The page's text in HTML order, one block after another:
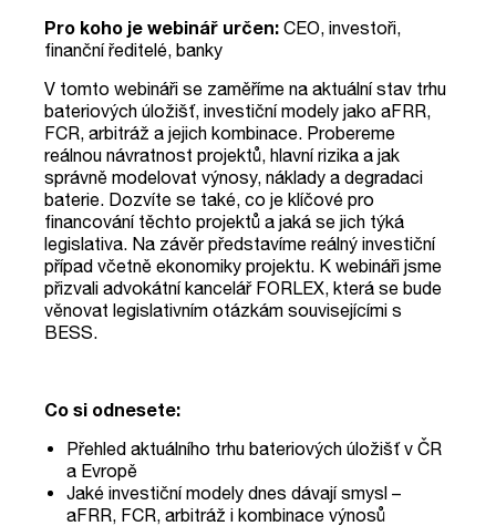
Pro koho je webinář určen: CEO, investoři,
finanční ředitelé, banky
V tomto webináři se zaměříme na aktuální stav trhu
bateriových úložišť, investiční modely jako aFRR,
FCR, arbitráž a jejich kombinace. Probereme
reálnou návratnost projektů, hlavní rizika a jak
správně modelovat výnosy, náklady a degradaci
baterie. Dozvíte se také, co je klíčové pro
financování těchto projektů a jaká se jich týká
legislativa. Na závěr představíme reálný investiční
případ včetně ekonomiky projektu. K webináři jsme
přizvali advokátní kancelář FORLEX, která se bude
věnovat legislativním otázkám souvisejícími s
BESS.
Co si odnesete:
Přehled aktuálního trhu bateriových úložišť v ČR
a Evropě
Jaké investiční modely dnes dávají smysl –
aFRR, FCR, arbitráž i kombinace výnosů